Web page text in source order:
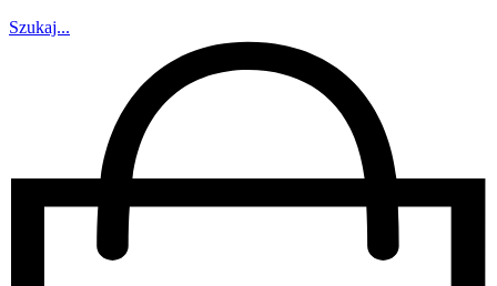
Szukaj...